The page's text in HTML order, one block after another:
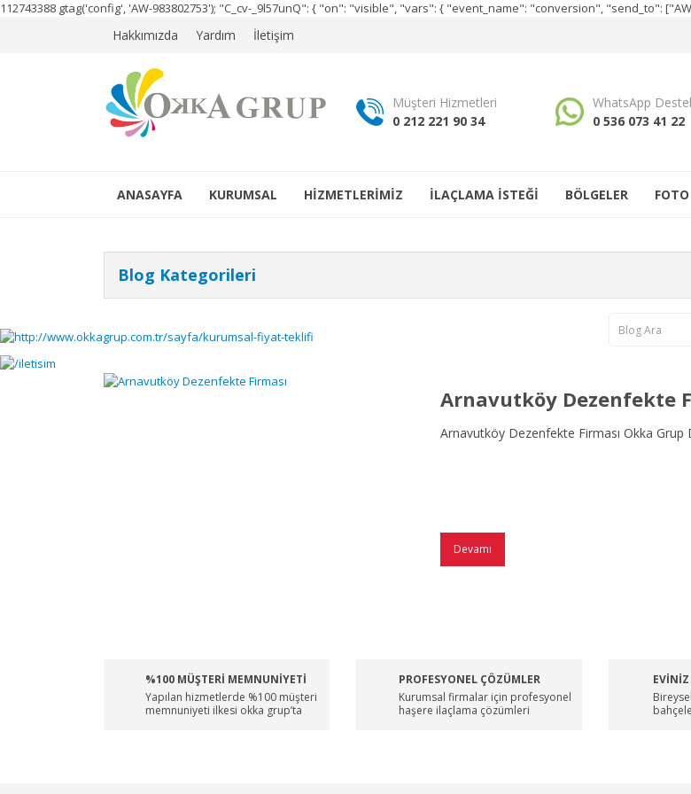
112743388 gtag('config', 'AW-983802753'); "C_cv-_9l57unQ": { "on": "visible", "vars": { "event_name": "conversion", "send_to":
Hakkımızda Yardım İletişim
Müşteri Hizmetleri
0 212 221 90 34
WhatsApp
0 536 073 41 22
ANASAYFA KURUMSAL HİZMETLERİMİZ İLAÇLAMA İSTEĞİ BÖLGELER
Blog Kategorileri
Arnavutköy Dezenfekte
Arnavutköy Dezenfekte Firması Okka Grup
Devamı
%100 MÜŞTERİ MEMNUNİYETİ
Yapılan hizmetlerde %100 müşteri
memnuniyeti ilkesi okka grup’ta
PROFESYONEL ÇÖZÜMLER
Kurumsal firmalar için profesyonel
haşere ilaçlama çözümleri